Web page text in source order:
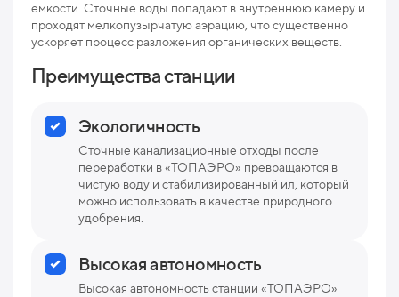
ёмкости. Сточные воды попадают в внутреннюю камеру и
проходят мелкопузырчатую аэрацию, что существенно
ускоряет процесс разложения органических веществ.
Преимущества станции
Экологичность
Сточные канализационные отходы после
переработки в «ТОПАЭРО» превращаются в
чистую воду и стабилизированный ил, который
можно использовать в качестве природного
удобрения.
Высокая автономность
Высокая автономность станции «ТОПАЭРО»